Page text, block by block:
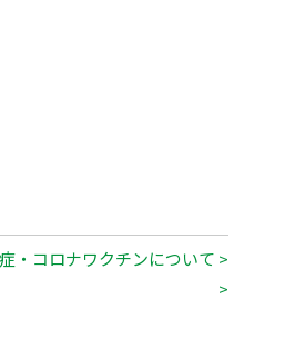
コロナワクチンについて >
>